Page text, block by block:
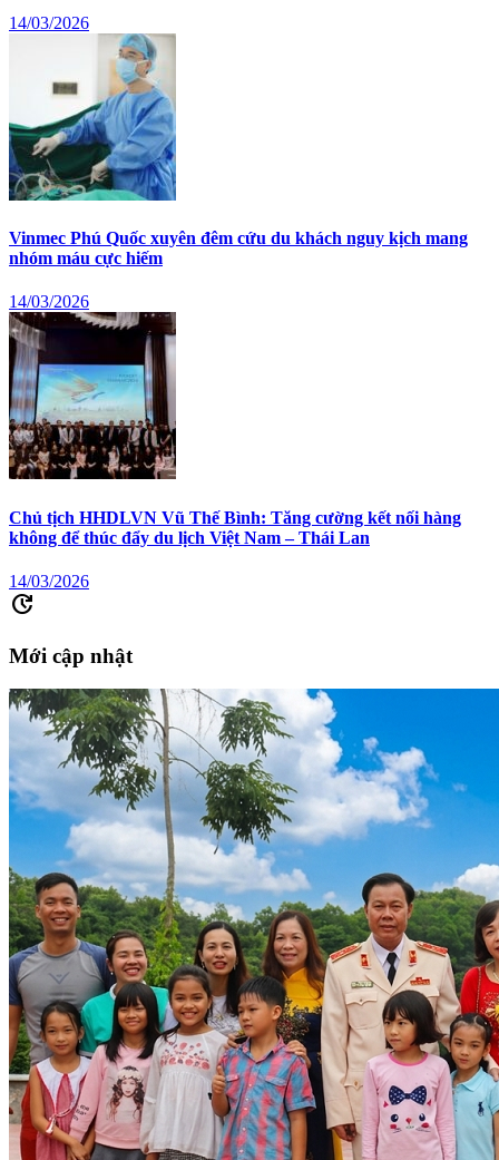
14/03/2026
Vinmec Phú Quốc xuyên đêm cứu du khách nguy kịch mang
nhóm máu cực hiếm
14/03/2026
Chủ tịch HHDLVN Vũ Thế Bình: Tăng cường kết nối hàng
không để thúc đẩy du lịch Việt Nam – Thái Lan
14/03/2026
update
Mới cập nhật